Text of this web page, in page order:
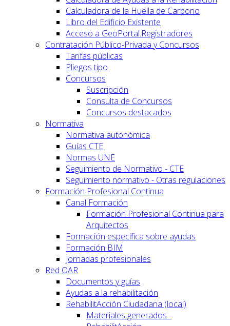
Calculadora de la Huella de Carbono
Libro del Edificio Existente
Acceso a GeoPortal.Registradores
Contratación Público-Privada y Concursos
Tarifas públicas
Pliegos tipo
Concursos
Suscripción
Consulta de Concursos
Concursos destacados
Normativa
Normativa autonómica
Guías CTE
Normas UNE
Seguimiento de Normativo - CTE
Seguimiento normativo - Otras regulaciones
Formación Profesional Continua
Canal Formación
Formación Profesional Continua para
Arquitectos
Formación específica sobre ayudas
Formación BIM
Jornadas profesionales
Red OAR
Documentos y guías
Ayudas a la rehabilitación
RehabilitAcción Ciudadana (local)
Materiales generados -